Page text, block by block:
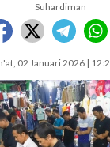
Suhardiman
02 Januari 2026 |